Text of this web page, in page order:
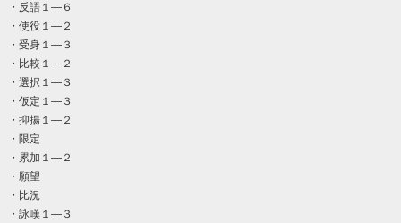
・反語１―６
・使役１―２
・受身１―３
・比較１―２
・選択１―３
・仮定１―３
・抑揚１―２
・限定
・累加１―２
・願望
・比況
・詠嘆１―３